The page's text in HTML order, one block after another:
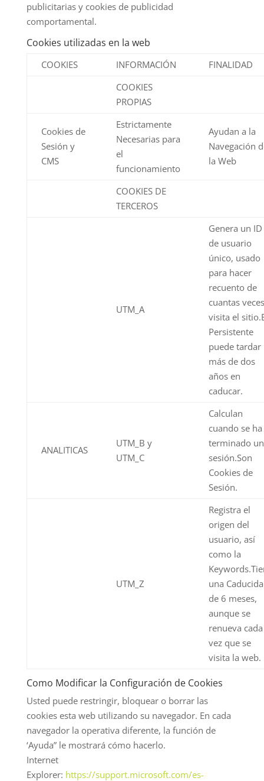
publicitarias y cookies de publicidad
comportamental.
Cookies utilizadas en la web
COOKIES INFORMACIÓN
FINALIDAD
COOKIES
PROPIAS
Cookies de
Sesión y
CMS
Estrictamente
Necesarias para
el
funcionamiento
Ayudan a la
Navegación
la Web
COOKIES DE
TERCEROS
UTM_A
Genera un ID
de usuario
único, usado
para hacer
recuento de
cuantas veces
visita el
Persistente
puede tardar
más de dos
años en
caducar.
ANALITICAS
UTM_B y
UTM_C
Calculan
cuando se ha
terminado
sesión.Son
Cookies de
Sesión.
UTM_Z
Registra el
origen del
usuario, así
como la
una
de 6 meses,
aunque se
renueva cada
vez que se
visita la web.
Como Modificar la Configuración de Cookies
Usted puede restringir, bloquear o borrar las
cookies esta web utilizando su navegador. En cada
navegador la operativa diferente, la función de
‘Ayuda” le mostrará cómo hacerlo.
Internet
Explorer: https://support.microsoft.com/es-